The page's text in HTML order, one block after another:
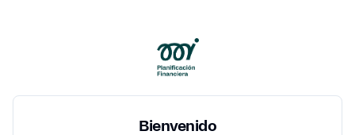
Bienvenido